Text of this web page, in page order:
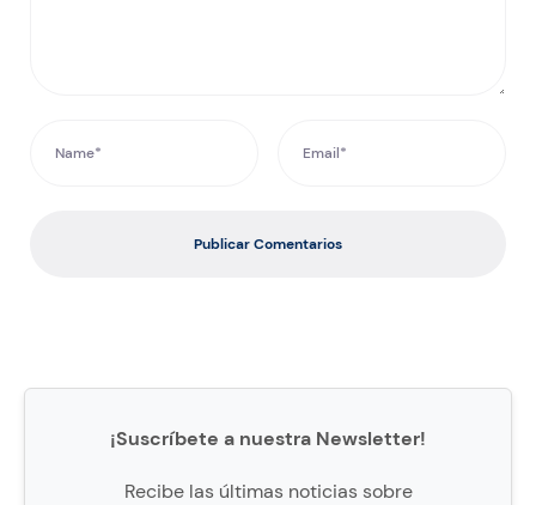
Publicar Comentarios
¡Suscríbete a nuestra Newsletter!
Recibe las últimas noticias sobre